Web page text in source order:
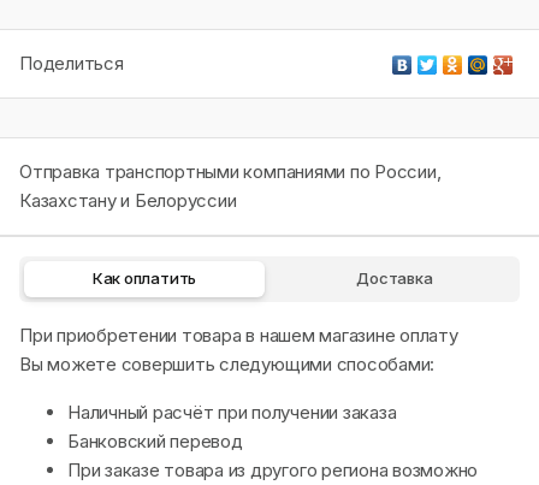
Поделиться
Отправка транспортными компаниями по России,
Казахстану и Белоруссии
Как оплатить Доставка
При приобретении товара в нашем магазине оплату
Вы можете совершить следующими способами:
Наличный расчёт при получении заказа
Банковский перевод
При заказе товара из другого региона возможно